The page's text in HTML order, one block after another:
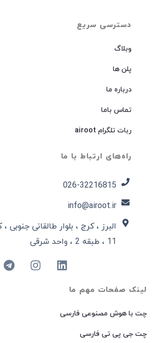
لینک صفحات مهم ما
چت با هوش مصنوعی فارسی
چت جی پی تی فارسی
دسترسی سریع
وبلاگ
پلن ها
درباره ما
تماس باما
ربات تلگرام airoot
راه‌های ارتباط با ما
026-32216815​
info@airoot.ir
البرز ، کرج ، بلوار طالقانی جنوبی
11 ، طبقه 2 ، واحد شرقی